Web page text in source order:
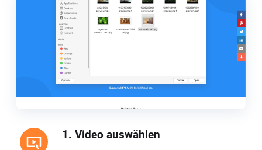
1. Video auswählen